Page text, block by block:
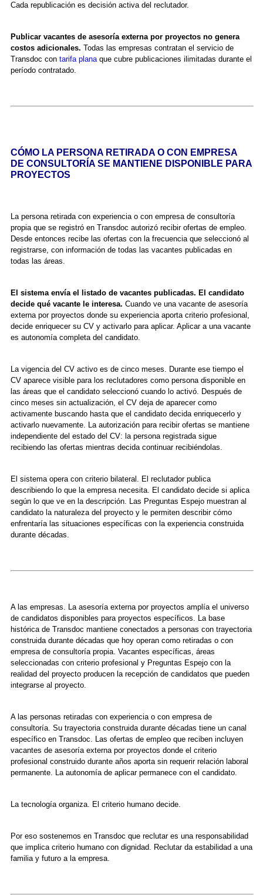
Cada republicación es decisión activa del reclutador.
Publicar vacantes de asesoría externa por proyectos no genera
costos adicionales. Todas las empresas contratan el servicio de
Transdoc con tarifa planaque cubre publicaciones ilimitadas durante el
período contratado.
CÓMO LA PERSONA RETIRADA O CON EMPRESA
DE CONSULTORÍA SE MANTIENE DISPONIBLE PARA
PROYECTOS
La persona retirada con experiencia o con empresa de consultoría
propia que se registró en Transdoc autorizó recibir ofertas de empleo.
Desde entonces recibe las ofertas con la frecuencia que seleccionó al
registrarse, con información de todas las vacantes publicadas en
todas las áreas.
El sistema envía el listado de vacantes publicadas. El candidato
decide qué vacante le interesa. Cuando ve una vacante de asesoría
externa por proyectos donde su experiencia aporta criterio profesional,
decide enriquecer su CV y activarlo para aplicar. Aplicar a una vacante
es autonomía completa del candidato.
La vigencia del CV activo es de cinco meses. Durante ese tiempo el
CV aparece visible para los reclutadores como persona disponible en
las áreas que el candidato seleccionó cuando lo activó. Después de
cinco meses sin actualización, el CV deja de aparecer como
activamente buscando hasta que el candidato decida enriquecerlo y
activarlo nuevamente. La autorización para recibir ofertas se mantiene
independiente del estado del CV: la persona registrada sigue
recibiendo las ofertas mientras decida continuar recibiéndolas.
El sistema opera con criterio bilateral. El reclutador publica
describiendo lo que la empresa necesita. El candidato decide si aplica
según lo que ve en la descripción. Las Preguntas Espejo muestran al
candidato la naturaleza del proyecto y le permiten describir cómo
enfrentaría las situaciones específicas con la experiencia construida
durante décadas.
A las empresas. La asesoría externa por proyectos amplía el universo
de candidatos disponibles para proyectos específicos. La base
histórica de Transdoc mantiene conectados a personas con trayectoria
construida durante décadas que hoy operan como retiradas o con
empresa de consultoría propia. Vacantes específicas, áreas
seleccionadas con criterio profesional y Preguntas Espejo con la
realidad del proyecto producen la recepción de candidatos que pueden
integrarse al proyecto.
A las personas retiradas con experiencia o con empresa de
consultoría. Su trayectoria construida durante décadas tiene un canal
específico en Transdoc. Las ofertas de empleo que reciben incluyen
vacantes de asesoría externa por proyectos donde el criterio
profesional construido durante años aporta sin requerir relación laboral
permanente. La autonomía de aplicar permanece con el candidato.
La tecnología organiza. El criterio humano decide.
Por eso sostenemos en Transdoc que reclutar es una responsabilidad
que implica criterio humano con dignidad. Reclutar da estabilidad a una
familia y futuro a la empresa.